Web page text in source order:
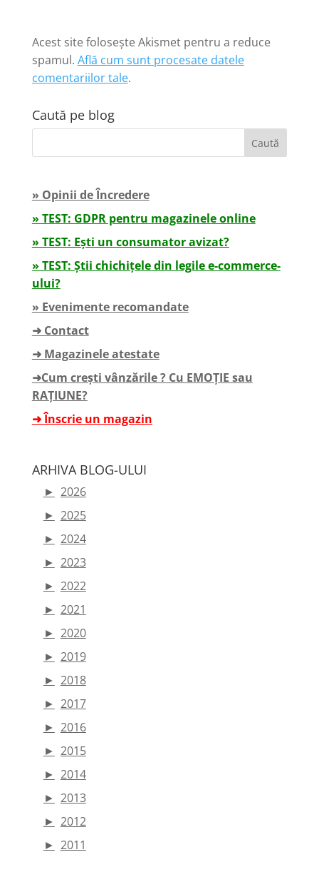
Acest site folosește Akismet pentru a reduce
spamul. Află cum sunt procesate datele
comentariilor tale.
Caută pe blog
» Opinii de Încredere
» TEST: GDPR pentru magazinele online
» TEST: Ești un consumator avizat?
» TEST: Știi chichițele din legile e-commerce-
ului?
» Evenimente recomandate
➜ Contact
➜ Magazinele atestate
➜Cum crești vânzările ? Cu EMOȚIE sau
RAȚIUNE?
➜ Înscrie un magazin
ARHIVA BLOG-ULUI
► 2026
► 2025
► 2024
► 2023
► 2022
► 2021
► 2020
► 2019
► 2018
► 2017
► 2016
► 2015
► 2014
► 2013
► 2012
► 2011